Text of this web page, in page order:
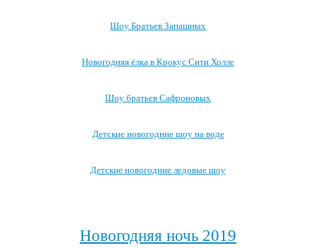
Шоу Братьев Запашных
Новогодняя ёлка в Крокус Сити Холле
Шоу братьев Сафроновых
Детские новогодние шоу на воде
Детские новогодние ледовые шоу
Новогодняя ночь 2019